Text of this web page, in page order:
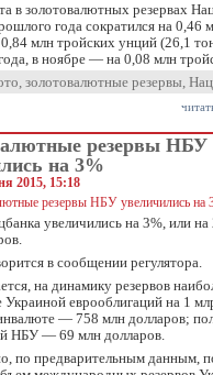
в золотовалютных резервах
года сократился на 0,46
млн тройских унций (26,1
в ноябре — на 0,08 млн
, золотовалютные резервы,
резервы НБУ
на 3%
2015, 15:18
увеличились на 3%, или
в сообщении регулятора.
на динамику резервов
Украиной еврооблигаций на 1
— 758 млн долларов;
НБУ — 69 млн долларов.
по предварительным данным,